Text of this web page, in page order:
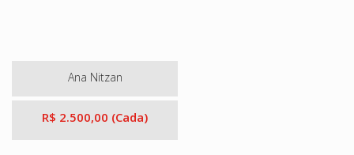
Ana Nitzan
R$ 2.500,00 (Cada)